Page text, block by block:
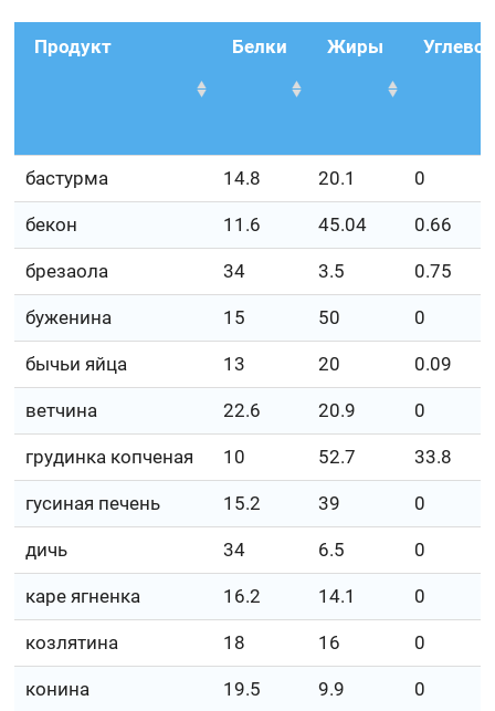
Продукт Белки Жиры
бастурма 14.8 20.1 0
бекон 11.6 45.04 0.66
брезаола 34 3.5 0.75
буженина 15 50 0
бычьи яйца 13 20 0.09
ветчина 22.6 20.9 0
грудинка копченая 10 52.7 33.8
гусиная печень 15.2 39 0
дичь 34 6.5 0
каре ягненка 16.2 14.1 0
козлятина 18 16 0
конина 19.5 9.9 0